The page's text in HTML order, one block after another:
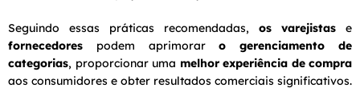
Seguindo essas práticas recomendadas, os varejistas e
fornecedores podem aprimoraro gerenciamento de
categorias, proporcionar uma melhor experiência de compra
aos consumidores e obter resultados comerciais significativos.